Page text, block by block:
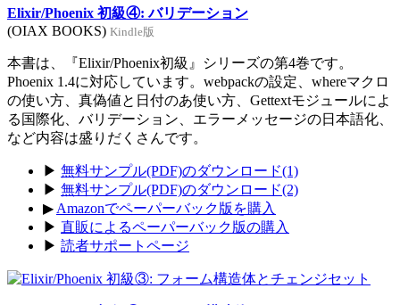
Elixir/Phoenix 初級④: バリデーション
(OIAX BOOKS) Kindle版
本書は、『Elixir/Phoenix初級』シリーズの第4巻です。
Phoenix 1.4に対応しています。webpackの設定、whereマクロ
の使い方、真偽値と日付のあ使い方、Gettextモジュールによ
る国際化、バリデーション、エラーメッセージの日本語化、
など内容は盛りだくさんです。
▶ 無料サンプル(PDF)のダウンロード(1)
▶ 無料サンプル(PDF)のダウンロード(2)
▶ Amazonでペーパーバック版を購入
▶ 直販によるペーパーバック版の購入
▶ 読者サポートページ